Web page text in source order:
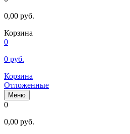
0,00 руб.
Корзина
0
0 руб.
Корзина
Отложенные
Меню
0
0,00 руб.